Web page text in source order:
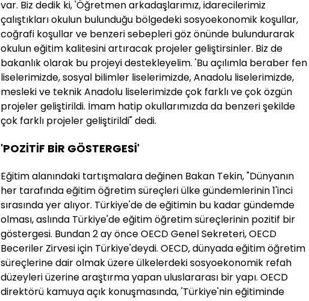
var. Biz dedik ki, 'Öğretmen arkadaşlarımız, idarecilerimiz
çalıştıkları okulun bulunduğu bölgedeki sosyoekonomik koşullar,
coğrafi koşullar ve benzeri sebepleri göz önünde bulundurarak
okulun eğitim kalitesini artıracak projeler geliştirsinler. Biz de
bakanlık olarak bu projeyi destekleyelim. 'Bu açılımla beraber fen
liselerimizde, sosyal bilimler liselerimizde, Anadolu liselerimizde,
mesleki ve teknik Anadolu liselerimizde çok farklı ve çok özgün
projeler geliştirildi. İmam hatip okullarımızda da benzeri şekilde
çok farklı projeler geliştirildi" dedi.
'POZİTİF BİR GÖSTERGESİ'
Eğitim alanındaki tartışmalara değinen Bakan Tekin, "Dünyanın
her tarafında eğitim öğretim süreçleri ülke gündemlerinin 1'inci
sırasında yer alıyor. Türkiye'de de eğitimin bu kadar gündemde
olması, aslında Türkiye'de eğitim öğretim süreçlerinin pozitif bir
göstergesi. Bundan 2 ay önce OECD Genel Sekreteri, OECD
Beceriler Zirvesi için Türkiye'deydi. OECD, dünyada eğitim öğretim
süreçlerine dair olmak üzere ülkelerdeki sosyoekonomik refah
düzeyleri üzerine araştırma yapan uluslararası bir yapı. OECD
direktörü kamuya açık konuşmasında, 'Türkiye'nin eğitiminde